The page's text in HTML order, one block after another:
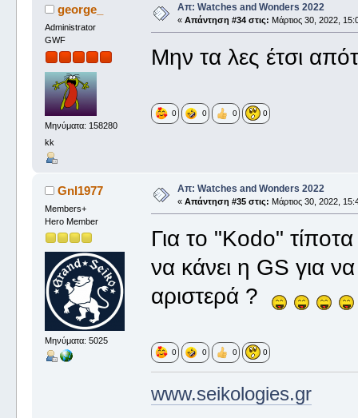
george_
Administrator
GWF
Μηνύματα: 158280
kk
Απ: Watches and Wonders 2022
« Απάντηση #34 στις: Μάρτιος 30, 2022,
Μην τα λες έτσι
0 0 0 0
Gnl1977
Members+
Hero Member
Μηνύματα: 5025
Απ: Watches and Wonders 2022
« Απάντηση #35 στις: Μάρτιος 30, 2022,
Για το "Kodo"
να κάνει η GS για
αριστερά ?
0 0 0 0
www.seikologies.gr